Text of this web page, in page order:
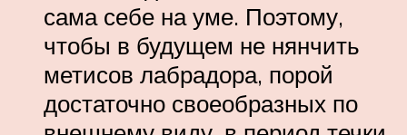
сама себе на уме. Поэтому,
чтобы в будущем не нянчить
метисов лабрадора, порой
достаточно своеобразных по